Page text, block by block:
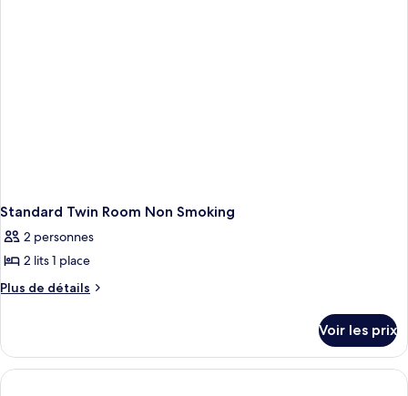
Standard Twin Room Non Smoking
2 personnes
2 lits 1 place
Plus de détails
Plus
le
type
de
Voir les prix